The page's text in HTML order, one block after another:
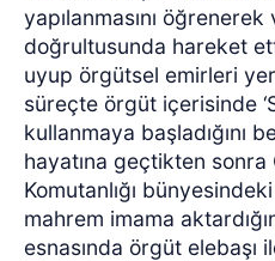
yapılanmasını
doğrultusunda hareket
uyup örgütsel emirleri
süreçte örgüt içerisinde
kullanmaya başladığını
hayatına geçtikten sonra
Komutanlığı
mahrem imama
esnasında örgüt